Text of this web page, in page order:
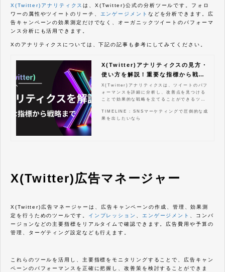
X(Twitter)アナリティクスは、X(Twitter)公式の分析ツールです。フォロ
ワーの属性やツイートのリーチ、 エンゲージメント などを分析できます。広
告キャンペーンの効果測定だけでなく、オーガニックツイートのパフォーマ
ンス分析にも活用できます。
Xのアナリティクスについては、下記の記事も参考にしてみてください。
X(Twitter)アナリティクスの見方・
使い方を解説！重要な指標から戦略
まで
X(Twitter)アナリティクスは、ツイートのパフ
ォーマンスを詳細に分析し、改善点を見つける
ことで効果的な戦略を立てることができるツー
クスの基本的な使い方から、具体的な活用方
法、競合分析、広告効果測定まで、ビジネスを
ベルに引き上げるための全てがここにありま
す。
TIMELINE : SNSマーケティングで圧倒的な成
果を出したいなら
X(Twitter)広告マネージャー
X(Twitter)広告マネージャーは、広告キャンペーンの作成、管理、効果測
定を行うためのツールです。
インプレッション 、 エンゲージメント 、コンバ
ージョンなどの主要指標をリアルタイムで確認できます。広告費用や予算の
管理、ターゲティング設定なども行えます。
これらのツールを活用し、主要指標をモニタリングすることで、広告キャン
ペーンのパフォーマンスを正確に把握し、改善策を検討することができま